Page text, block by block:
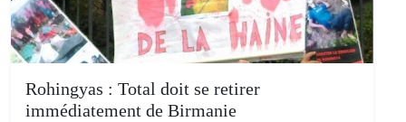
Rohingyas : Total doit se retirer
immédiatement de Birmanie